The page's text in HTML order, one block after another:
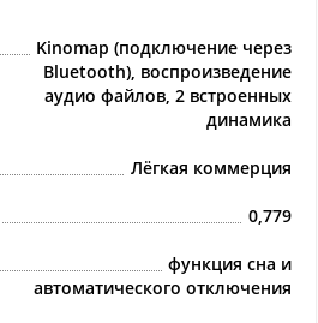
Kinomap (подключение через
Bluetooth), воспроизведение
аудио файлов, 2 встроенных
динамика
Лёгкая коммерция
0,779
функция сна и
автоматического отключения